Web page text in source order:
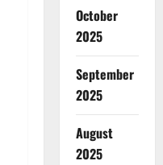
October
2025
September
2025
August
2025